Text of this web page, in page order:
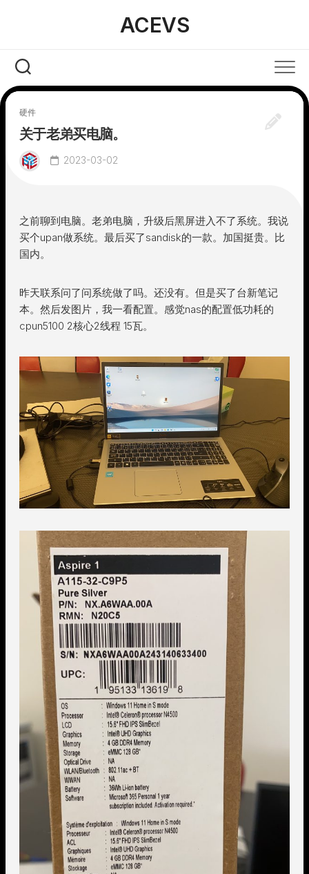
ACEVS
硬件
关于老弟买电脑。
2023-03-02
之前聊到电脑。老弟电脑，升级后黑屏进入不了系统。我说
买个upan做系统。最后买了sandisk的一款。加国挺贵。比
国内。
昨天联系问了问系统做了吗。还没有。但是买了台新笔记
本。然后发图片，我一看配置。感觉nas的配置低功耗的
cpun5100 2核心2线程 15瓦。